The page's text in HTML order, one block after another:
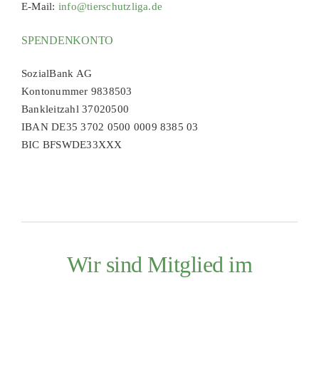
E-Mail: info@tierschutzliga.de
SPENDENKONTO
SozialBank AG
Kontonummer 9838503
Bankleitzahl 37020500
IBAN DE35 3702 0500 0009 8385 03
BIC BFSWDE33XXX
Wir sind Mitglied im